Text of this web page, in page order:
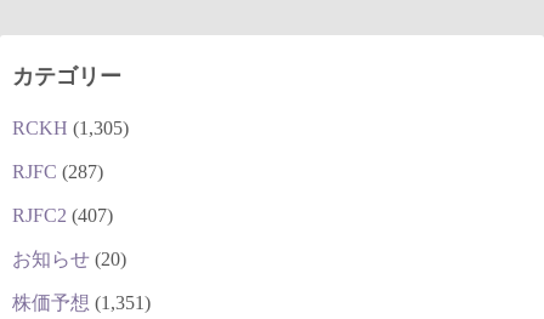
カテゴリー
RCKH (1,305)
RJFC (287)
RJFC2 (407)
お知らせ (20)
株価予想 (1,351)